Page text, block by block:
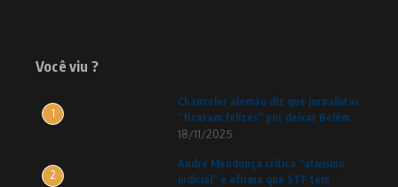
Você viu ?
1
Chanceler alemão diz que jornalistas
“ficaram felizes” por deixar Belém
18/11/2025
2
André Mendonça critica “ativismo
judicial” e afirma que STF tem